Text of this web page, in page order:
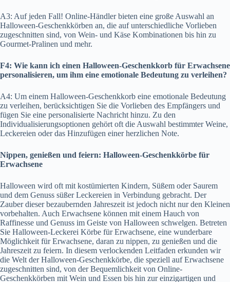
A3: Auf jeden Fall! Online-Händler bieten eine große Auswahl an
Halloween-Geschenkkörben an, die auf unterschiedliche Vorlieben
zugeschnitten sind, von Wein- und Käse Kombinationen bis hin zu
Gourmet-Pralinen und mehr.
F4: Wie kann ich einen Halloween-Geschenkkorb für Erwachsene
personalisieren, um ihm eine emotionale Bedeutung zu verleihen?
A4: Um einem Halloween-Geschenkkorb eine emotionale Bedeutung
zu verleihen, berücksichtigen Sie die Vorlieben des Empfängers und
fügen Sie eine personalisierte Nachricht hinzu. Zu den
Individualisierungsoptionen gehört oft die Auswahl bestimmter Weine,
Leckereien oder das Hinzufügen einer herzlichen Note.
Nippen, genießen und feiern: Halloween-Geschenkkörbe für
Erwachsene
Halloween wird oft mit kostümierten Kindern, Süßem oder Saurem
und dem Genuss süßer Leckereien in Verbindung gebracht. Der
Zauber dieser bezaubernden Jahreszeit ist jedoch nicht nur den Kleinen
vorbehalten. Auch Erwachsene können mit einem Hauch von
Raffinesse und Genuss im Geiste von Halloween schwelgen. Betreten
Sie Halloween-Leckerei Körbe für Erwachsene, eine wunderbare
Möglichkeit für Erwachsene, daran zu nippen, zu genießen und die
Jahreszeit zu feiern. In diesem verlockenden Leitfaden erkunden wir
die Welt der Halloween-Geschenkkörbe, die speziell auf Erwachsene
zugeschnitten sind, von der Bequemlichkeit von Online-
Geschenkkörben mit Wein und Essen bis hin zur einzigartigen und